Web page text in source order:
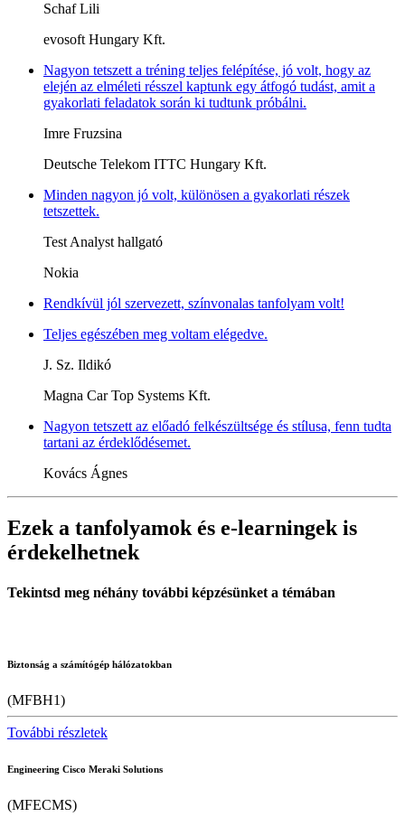
Schaf Lili
evosoft Hungary Kft.
Nagyon tetszett a tréning teljes felépítése, jó volt, hogy az
elején az elméleti résszel kaptunk egy átfogó tudást, amit a
gyakorlati feladatok során ki tudtunk próbálni.
Imre Fruzsina
Deutsche Telekom ITTC Hungary Kft.
Minden nagyon jó volt, különösen a gyakorlati részek
tetszettek.
Test Analyst hallgató
Nokia
Rendkívül jól szervezett, színvonalas tanfolyam volt!
Teljes egészében meg voltam elégedve.
J. Sz. Ildikó
Magna Car Top Systems Kft.
Nagyon tetszett az előadó felkészültsége és stílusa, fenn tudta
tartani az érdeklődésemet.
Kovács Ágnes
Ezek a tanfolyamok és e-learningek is
érdekelhetnek
Tekintsd meg néhány további képzésünket a témában
Biztonság a számítógép hálózatokban
(MFBH1)
További részletek
Engineering Cisco Meraki Solutions
(MFECMS)